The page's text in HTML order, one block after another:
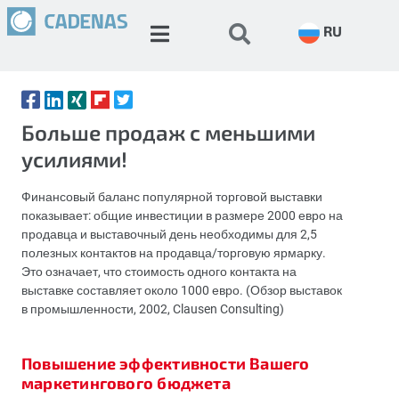
RU
Больше продаж с меньшими
усилиями!
Финансовый баланс популярной торговой выставки
показывает: общие инвестиции в размере 2000 евро на
продавца и выставочный день необходимы для 2,5
полезных контактов на продавца/торговую ярмарку.
Это означает, что стоимость одного контакта на
выставке составляет около 1000 евро. (Обзор выставок
в промышленности, 2002, Clausen Consulting)
Повышение эффективности Вашего
маркетингового бюджета